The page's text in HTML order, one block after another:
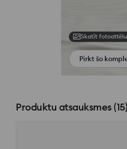
Skatīt
Pirkt šo
Produktu atsauksmes(15)